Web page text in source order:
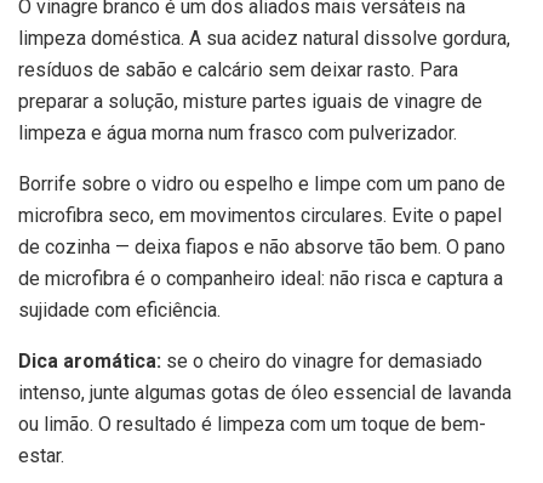
O vinagre branco é um dos aliados mais versáteis na
limpeza doméstica. A sua acidez natural dissolve gordura,
resíduos de sabão e calcário sem deixar rasto. Para
preparar a solução, misture partes iguais de vinagre de
limpeza e água morna num frasco com pulverizador.
Borrife sobre o vidro ou espelho e limpe com um pano de
microfibra seco, em movimentos circulares. Evite o papel
de cozinha — deixa fiapos e não absorve tão bem. O pano
de microfibra é o companheiro ideal: não risca e captura a
sujidade com eficiência.
Dica aromática: se o cheiro do vinagre for demasiado
intenso, junte algumas gotas de óleo essencial de lavanda
ou limão. O resultado é limpeza com um toque de bem-
estar.